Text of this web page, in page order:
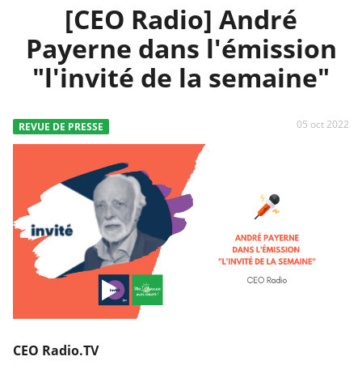
[CEO Radio] André
Payerne dans l'émission
"l'invité de la semaine"
REVUE DE PRESSE 05 oct 2022
CEO Radio.TV